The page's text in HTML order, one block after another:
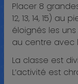
Placer 8
12, 13, 14, 15)
éloignés les
au centre avec
La classe est
L’activité est